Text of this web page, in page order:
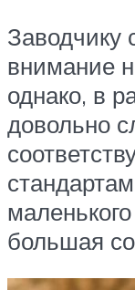
Заводчику
внимание
однако, в
довольно
большая